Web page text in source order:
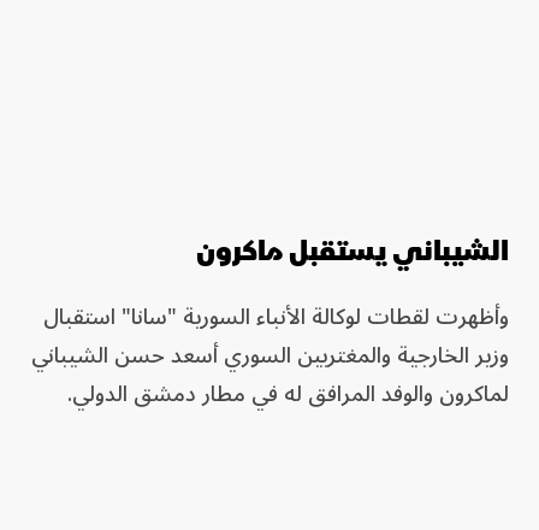
الشيباني يستقبل ماكرون
وأظهرت لقطات لوكالة الأنباء السورية "سانا" استقبال
وزير الخارجية والمغتربين السوري أسعد حسن الشيباني
لماكرون والوفد المرافق له في مطار دمشق الدولي.